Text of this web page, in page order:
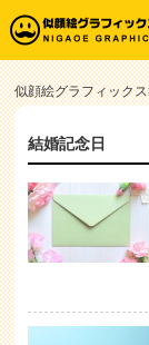
似顔絵グラフィックス
結婚記念日